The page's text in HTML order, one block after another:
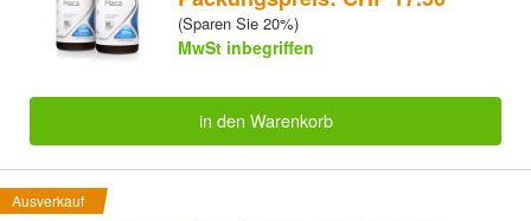
(Sparen Sie 20%)
MwSt inbegriffen
in den Warenkorb
Ausverkauf